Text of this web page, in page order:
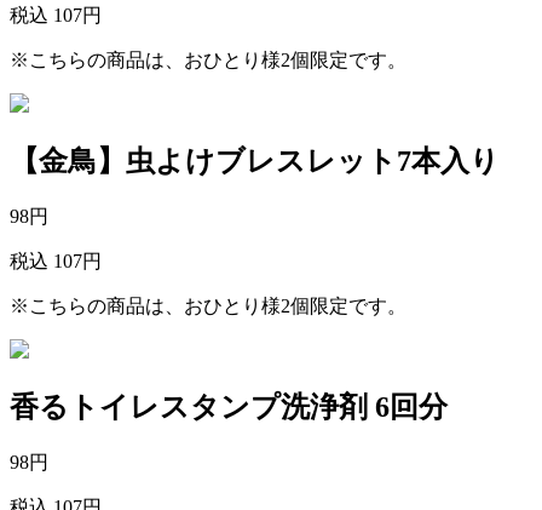
税込 107円
※こちらの商品は、おひとり様2個限定です。
【金鳥】虫よけブレスレット7本入り
98円
税込 107円
※こちらの商品は、おひとり様2個限定です。
香るトイレスタンプ洗浄剤 6回分
98円